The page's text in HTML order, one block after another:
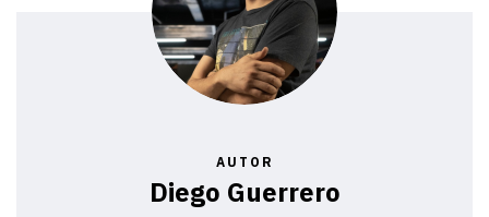
AUTOR
Diego Guerrero